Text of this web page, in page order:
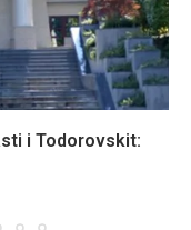
i Todorovskit: